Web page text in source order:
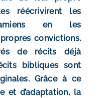
réécrivirent les
en les
convictions.
de récits déjà
bibliques sont
Grâce à ce
et d’adaptation, la